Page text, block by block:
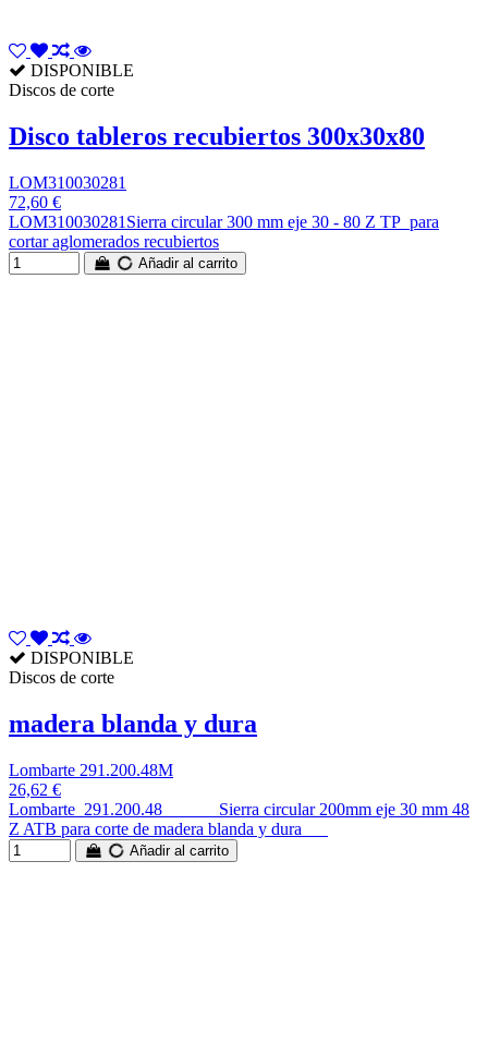
DISPONIBLE
Discos de corte
Disco tableros recubiertos 300x30x80
LOM310030281
72,60 €
LOM310030281Sierra circular 300 mm eje 30 - 80 Z TP para
cortar aglomerados recubiertos
Añadir al carrito
DISPONIBLE
Discos de corte
madera blanda y dura
Lombarte 291.200.48M
26,62 €
Lombarte 291.200.48 Sierra circular 200mm eje 30 mm 48
Z ATB para corte de madera blanda y dura
Añadir al carrito